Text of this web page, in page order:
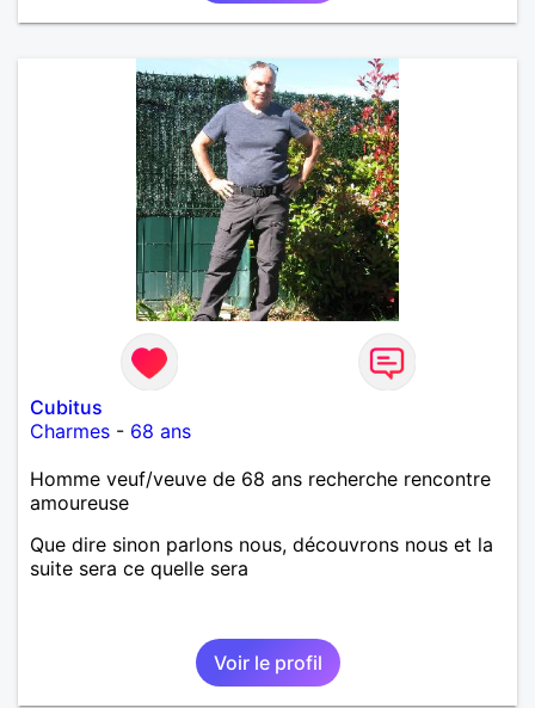
Cubitus
Charmes - 68 ans
Homme veuf/veuve de 68 ans recherche rencontre
amoureuse
Que dire sinon parlons nous, découvrons nous et la
suite sera ce quelle sera
Voir le profil